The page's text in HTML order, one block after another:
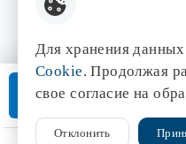
Интернет-магазин
Отдел маркетинга
В
Для хранения
Cookie. Продолжая
свое согласие на
Отклонить